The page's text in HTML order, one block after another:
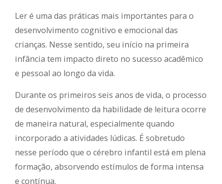
Ler é uma das práticas mais importantes para o
desenvolvimento cognitivo e emocional das
crianças. Nesse sentido, seu início na primeira
infância tem impacto direto no sucesso acadêmico
e pessoal ao longo da vida.
Durante os primeiros seis anos de vida, o processo
de desenvolvimento da habilidade de leitura ocorre
de maneira natural, especialmente quando
incorporado a atividades lúdicas. É sobretudo
nesse período que o cérebro infantil está em plena
formação, absorvendo estímulos de forma intensa
e contínua.